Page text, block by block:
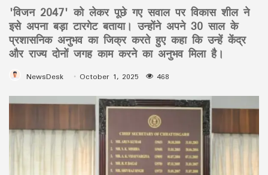
'विजन 2047' को लेकर पूछे गए सवाल पर विकास शील ने
इसे अपना बड़ा टारगेट बताया। उन्होंने अपने 30 साल के
प्रशासनिक अनुभव का जिक्र करते हुए कहा कि उन्हें केंद्र
और राज्य दोनों जगह काम करने का अनुभव मिला है।
NewsDesk October 1, 2025 468